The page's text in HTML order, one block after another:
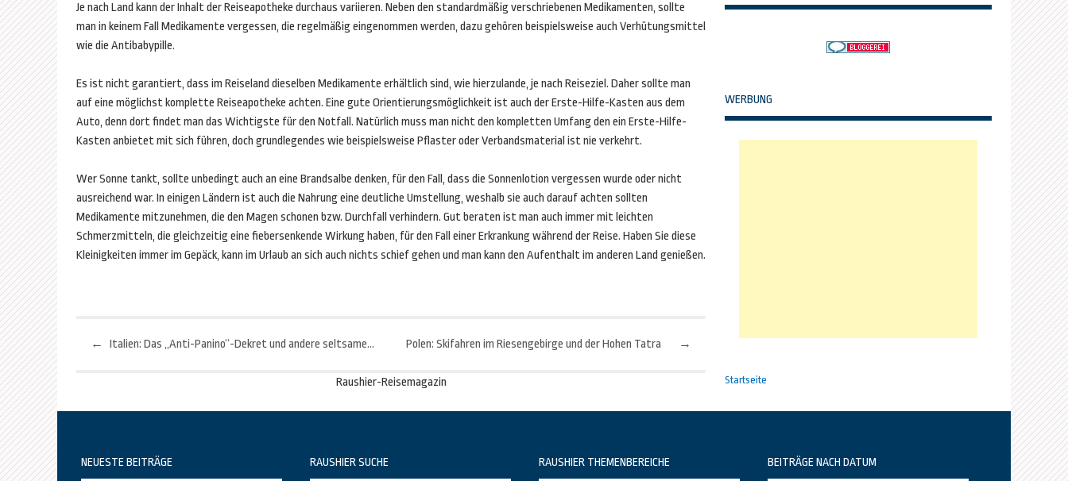
Je nach Land kann der Inhalt der Reiseapotheke durchaus variieren. Neben den standardmäßig verschriebenen Medikamenten, sollte
man in keinem Fall Medikamente vergessen, die regelmäßig eingenommen werden, dazu gehören beispielsweise auch Verhütungsmittel
wie die Antibabypille.
Es ist nicht garantiert, dass im Reiseland dieselben Medikamente erhältlich sind, wie hierzulande, je nach Reiseziel. Daher sollte man
auf eine möglichst komplette Reiseapotheke achten. Eine gute Orientierungsmöglichkeit ist auch der Erste-Hilfe-Kasten aus dem
Auto, denn dort findet man das Wichtigste für den Notfall. Natürlich muss man nicht den kompletten Umfang den ein Erste-Hilfe-
Kasten anbietet mit sich führen, doch grundlegendes wie beispielsweise Pflaster oder Verbandsmaterial ist nie verkehrt.
Wer Sonne tankt, sollte unbedingt auch an eine Brandsalbe denken, für den Fall, dass die Sonnenlotion vergessen wurde oder nicht
ausreichend war. In einigen Ländern ist auch die Nahrung eine deutliche Umstellung, weshalb sie auch darauf achten sollten
Medikamente mitzunehmen, die den Magen schonen bzw. Durchfall verhindern. Gut beraten ist man auch immer mit leichten
Schmerzmitteln, die gleichzeitig eine fiebersenkende Wirkung haben, für den Fall einer Erkrankung während der Reise. Haben Sie diese
Kleinigkeiten immer im Gepäck, kann im Urlaub an sich auch nichts schief gehen und man kann den Aufenthalt im anderen Land genießen.
Beitragsnavigation
← Italien: Das „Anti-Panino“-Dekret und andere seltsame Strafen →
Polen: Skifahren im Riesengebirge und der Hohen Tatra
Raushier-Reisemagazin
WERBUNG
Startseite
NEUESTE BEITRÄGE RAUSHIER SUCHE RAUSHIER THEMENBEREICHE BEITRÄGE NACH DATUM